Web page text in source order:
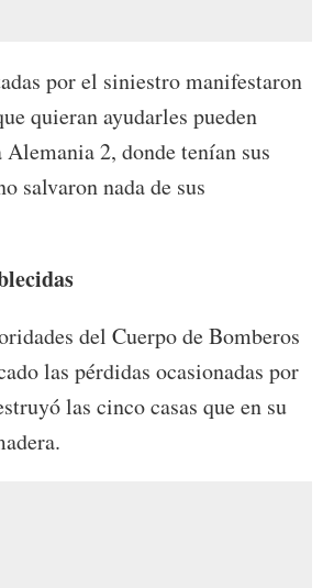
por el siniestro manifestaron
quieran ayudarles pueden
2, donde tenían sus
salvaron nada de sus
del Cuerpo de Bomberos
las pérdidas ocasionadas por
las cinco casas que en su